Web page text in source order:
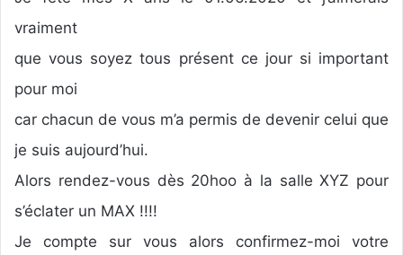
vraiment
que vous soyez tous présent ce jour si important
pour moi
car chacun de vous m’a permis de devenir celui que
je suis aujourd’hui.
Alors rendez-vous dès 20hoo à la salle XYZ pour
s’éclater un MAX !!!!
Je compte sur vous alors confirmez-moi votre